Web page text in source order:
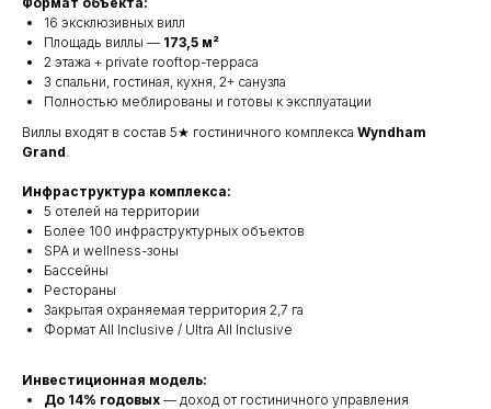
16 эксклюзивных вилл
Площадь виллы — 173,5 м²
2 этажа + private rooftop-терраса
3 спальни, гостиная, кухня, 2+ санузла
Полностью меблированы и готовы к эксплуатации
Виллы входят в состав 5★ гостиничного комплекса Wyndham
Grand.
Инфраструктура комплекса:
5 отелей на территории
Более 100 инфраструктурных объектов
SPA и wellness-зоны
Бассейны
Рестораны
Закрытая охраняемая территория 2,7 га
Формат All Inclusive / Ultra All Inclusive
Инвестиционная модель:
До 14% годовых — доход от гостиничного управления